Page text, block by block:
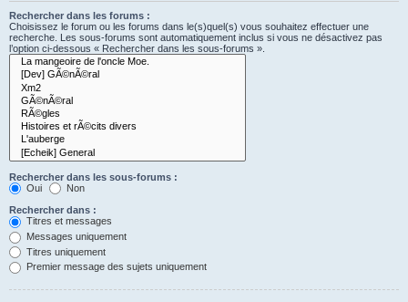
Rechercher dans les forums :
Choisissez le forum ou les forums dans le(s)quel(s) vous souhaitez effectuer une
recherche. Les sous-forums sont automatiquement inclus si vous ne désactivez pas
l’option ci-dessous « Rechercher dans les sous-forums ».
Rechercher dans les sous-forums :
Oui
Non
Rechercher dans :
Titres et messages
Messages uniquement
Titres uniquement
Premier message des sujets uniquement